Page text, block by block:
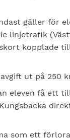
gäller för
linjetrafik
kopplade
ut på 250
eleven få ett
som ett